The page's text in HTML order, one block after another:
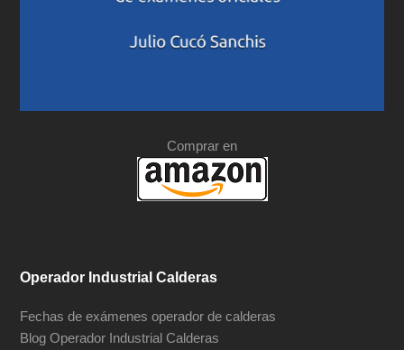
Comprar en
Operador Industrial Calderas
Fechas de exámenes operador de calderas
Blog Operador Industrial Calderas